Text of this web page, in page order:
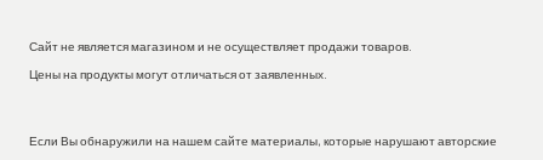
Сайт не является магазином и не осуществляет продажи товаров.
Цены на продукты могут отличаться от заявленных.
Если Вы обнаружили на нашем сайте материалы, которые нарушают авторские